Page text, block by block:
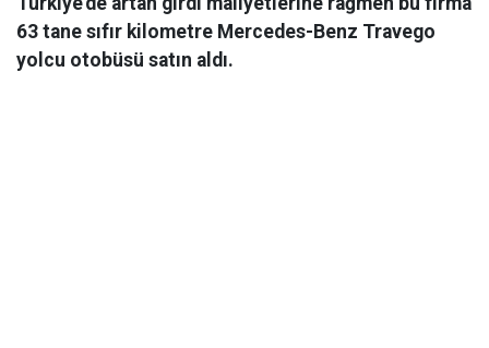
63 tane sıfır kilometre Mercedes-Benz Travego
yolcu otobüsü satın aldı.